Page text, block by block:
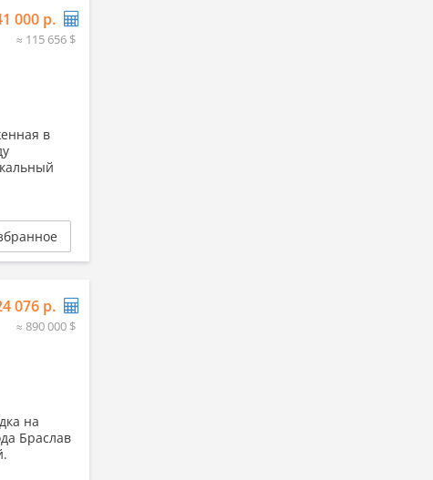
000 р.
≈ 115 656 $
в
076 р.
≈ 890 000 $
на
Браслав